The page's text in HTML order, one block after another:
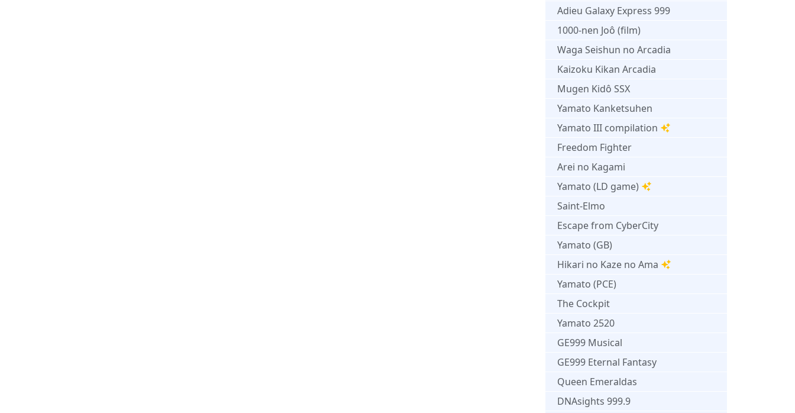
Adieu Galaxy Express 999
1000-nen Joô (film)
Waga Seishun no Arcadia
Kaizoku Kikan Arcadia
Mugen Kidô SSX
Yamato Kanketsuhen
Yamato III compilation
Freedom Fighter
Arei no Kagami
Yamato (LD game)
Saint-Elmo
Escape from CyberCity
Yamato (GB)
Hikari no Kaze no Ama
Yamato (PCE)
The Cockpit
Yamato 2520
GE999 Musical
GE999 Eternal Fantasy
Queen Emeraldas
DNAsights 999.9